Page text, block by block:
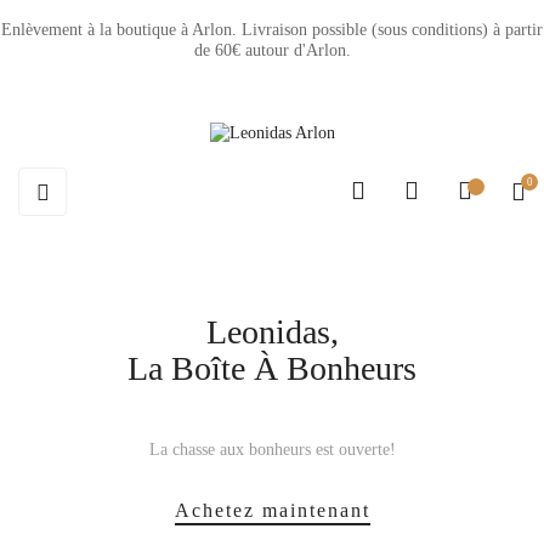
Enlèvement à la boutique à Arlon. Livraison possible (sous conditions) à partir
de 60€ autour d'Arlon.
Basculer
☰ 0
Leonidas,
La Boîte À Bonheurs
La chasse aux bonheurs est ouverte!
Achetez maintenant